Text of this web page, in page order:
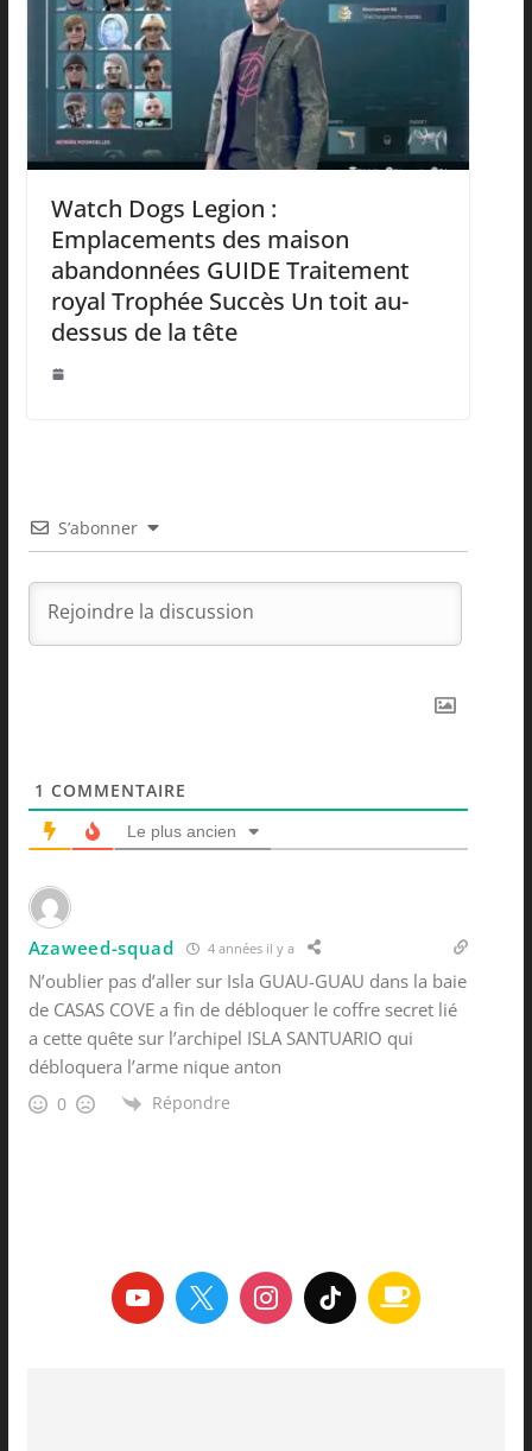
Watch Dogs Legion :
Emplacements des maison
abandonnées GUIDE Traitement
royal​ Trophée Succès Un toit au-
dessus de la tête
S’abonner
1 COMMENTAIRE
Le plus ancien
Azaweed-squad 4 années il y a
N’oublier pas d’aller sur Isla GUAU-GUAU dans la baie
de CASAS COVE a fin de débloquer le coffre secret lié
a cette quête sur l’archipel ISLA SANTUARIO qui
débloquera l’arme nique anton
0 Répondre